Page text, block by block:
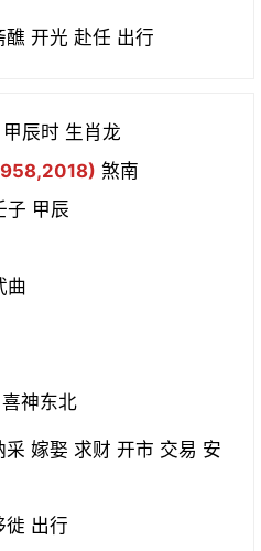
醮 开光 赴任 出行
甲辰时 生肖龙
煞南
子 甲辰
曲
神东北
采 嫁娶 求财 开市 交易 安
徙 出行